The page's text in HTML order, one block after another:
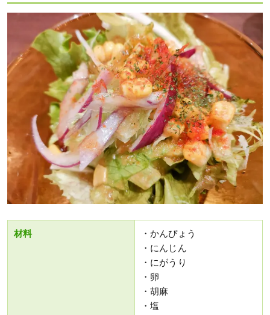
材料
・かんぴょう
・にんじん
・にがうり
・卵
・胡麻
・塩